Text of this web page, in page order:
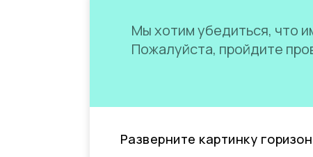
Мы хотим убедиться, что
Пожалуйста, пройдите
Разверните картинку